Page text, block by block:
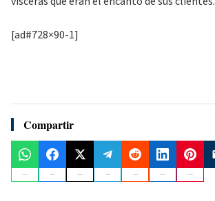
[ad#728×90-1]
Compartir